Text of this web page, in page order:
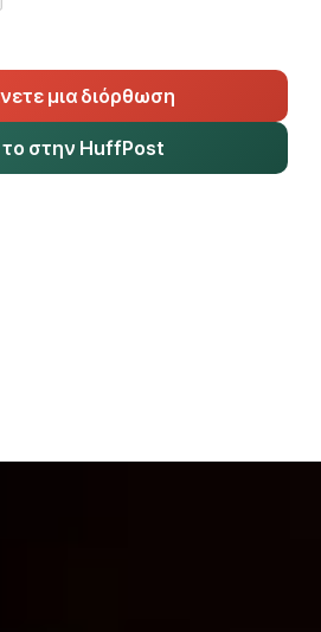
μια διόρθωση
το στην HuffPost